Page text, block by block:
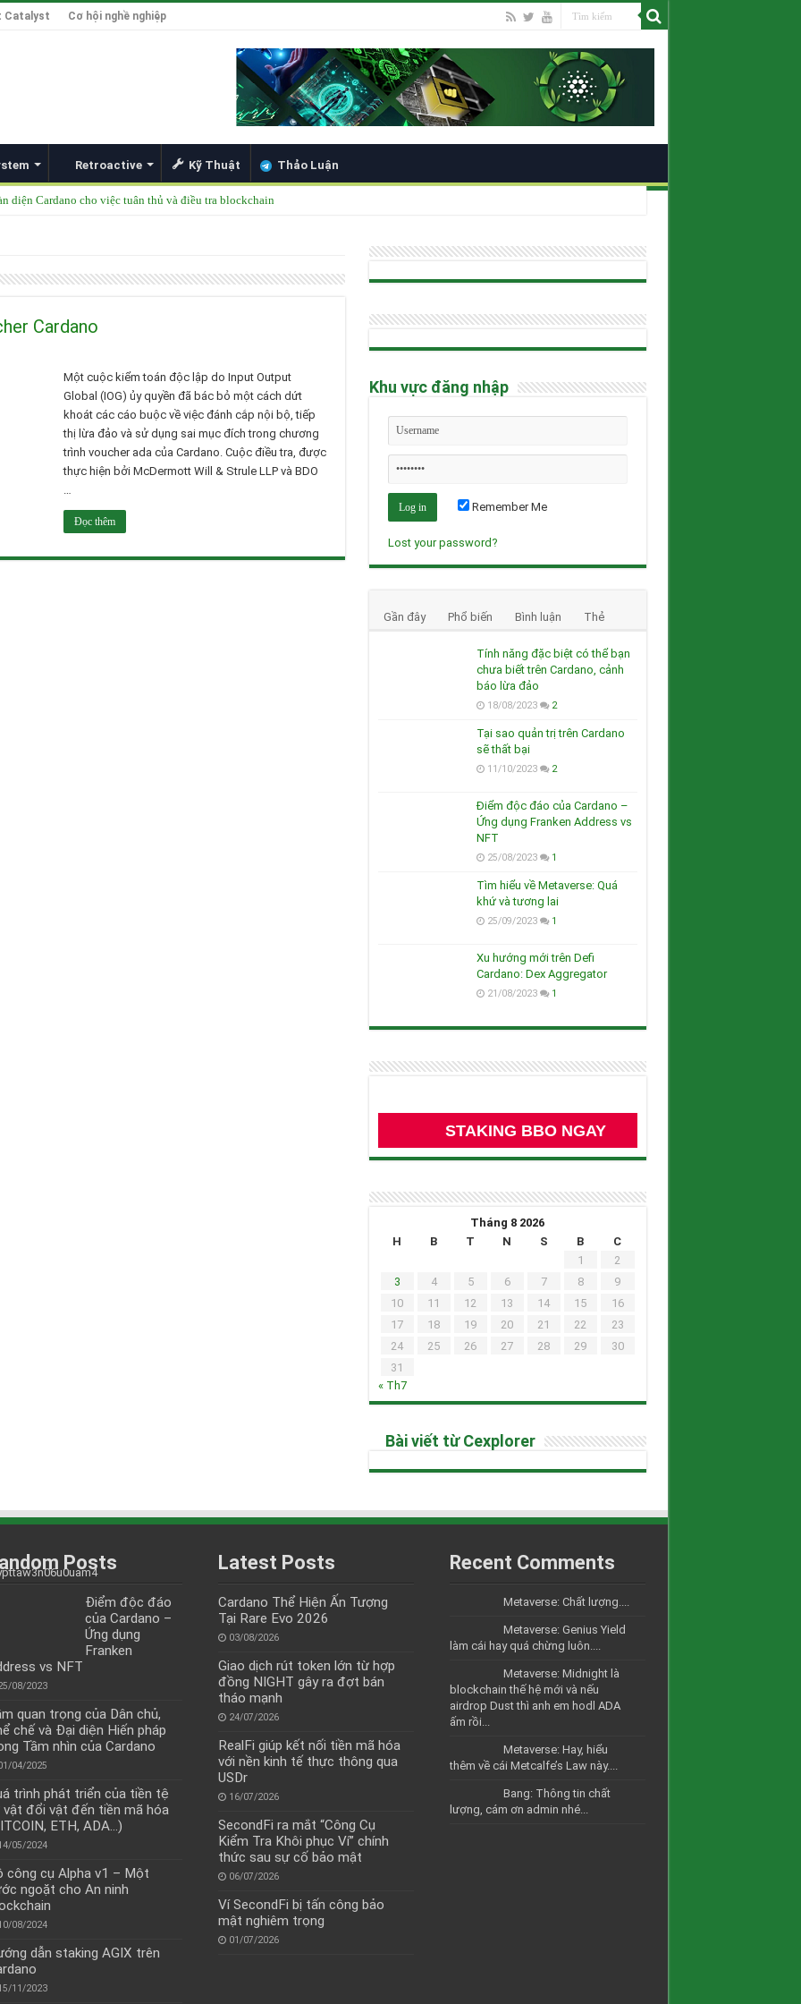
Catalyst Cơ hội nghề nghiệp
Retroactive Kỹ Thuật Thảo Luận
diện Cardano cho việc tuân thủ và điều tra blockchain
Đổi Mới Hợp Đồng Thông Minh cho Bitcoin, Mở Khóa DeFi và Tích Hợp Cardano
Cardano
Một cuộc kiểm toán độc lập do Input Output
Global (IOG) ủy quyền đã bác bỏ một cách dứt
khoát các cáo buộc về việc đánh cắp nội bộ, tiếp
thị lừa đảo và sử dụng sai mục đích trong chương
trình voucher ada của Cardano. Cuộc điều tra, được
thực hiện bởi McDermott Will & Strule LLP và BDO
…
Đọc thêm
Khu vực đăng nhập
Remember Me
Lost your password?
Gần đây Phổ biến Bình luận Thẻ
Tính năng đặc biệt có thể bạn
chưa biết trên Cardano, cảnh
báo lừa đảo
18/08/2023 2
Tại sao quản trị trên Cardano
sẽ thất bại
11/10/2023 2
Điểm độc đáo của Cardano –
Ứng dụng Franken Address vs
NFT
25/08/2023 1
Tìm hiểu về Metaverse: Quá
khứ và tương lai
25/09/2023 1
Xu hướng mới trên Defi
Cardano: Dex Aggregator
21/08/2023 1
STAKING BBO NGAY
Tháng 8 2026
H
B T N S B
C
1
2
3
4 5 6 7 8
9
10
11 12 13 14 15
16
17
18 19 20 21 22
23
24
25 26 27 28 29
30
31
« Th7
Bài viết từ Cexplorer
Posts
Điểm độc đáo
của Cardano –
Ứng dụng
Franken
vs NFT
08/2023
quan trọng của Dân chủ,
chế và Đại diện Hiến pháp
Tầm nhìn của Cardano
04/2025
trình phát triển của tiền tệ
đổi vật đến tiền mã hóa
ETH, ADA…)
05/2024
công cụ Alpha v1 – Một
ngoặt cho An ninh
08/2024
dẫn staking AGIX trên
11/2023
Latest Posts
Cardano Thể Hiện Ấn Tượng
Tại Rare Evo 2026
03/08/2026
Giao dịch rút token lớn từ hợp
đồng NIGHT gây ra đợt bán
tháo mạnh
24/07/2026
RealFi giúp kết nối tiền mã hóa
với nền kinh tế thực thông qua
USDr
16/07/2026
SecondFi ra mắt “Công Cụ
Kiểm Tra Khôi phục Ví” chính
thức sau sự cố bảo mật
06/07/2026
Ví SecondFi bị tấn công bảo
mật nghiêm trọng
01/07/2026
Recent Comments
Metaverse: Chất lượng....
Metaverse: Genius Yield
làm cái hay quá chừng luôn....
Metaverse: Midnight là
blockchain thế hệ mới và nếu
airdrop Dust thì anh em hodl ADA
ấm rồi...
Metaverse: Hay, hiểu
thêm về cái Metcalfe’s Law này....
Bang: Thông tin chất
lượng, cám ơn admin nhé...